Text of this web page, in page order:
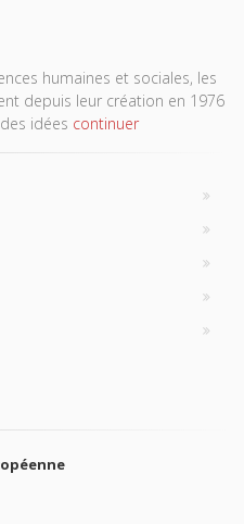
humaines et sociales, les
depuis leur création en 1976
idées continuer